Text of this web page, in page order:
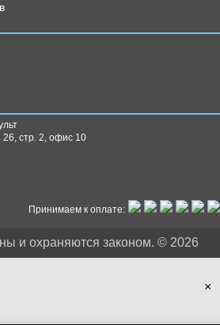
стр. 2, офис 10
Принимаем к оплате:
и охраняются законом. © 2026
×